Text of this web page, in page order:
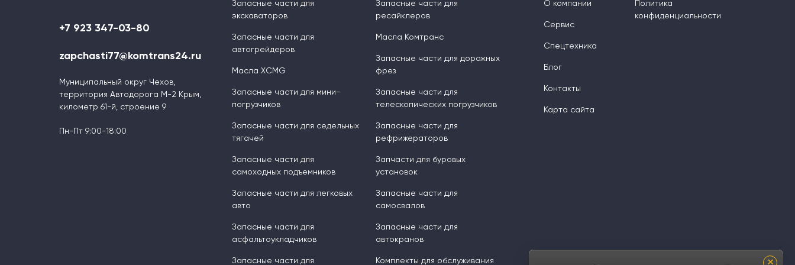
+7 923 347-03-80
zapchasti77@komtrans24.ru
Муниципальный округ Чехов,
территория Автодорога М-2 Крым,
километр 61-й, строение 9
Пн-Пт 9:00-18:00
Запасные части для
экскаваторов
Запасные части для
автогрейдеров
Масла XCMG
Запасные части для мини-
погрузчиков
Запасные части для седельных
тягачей
Запасные части для
самоходных подъемников
Запасные части для легковых
авто
Запасные части для
асфальтоукладчиков
Запасные части для
Запасные части для
ресайклеров
Масла Комтранс
Запасные части для дорожных
фрез
Запасные части для
телескопических погрузчиков
Запасные части для
рефрижераторов
Запчасти для буровых
установок
Запасные части для
самосвалов
Запасные части для
автокранов
Комплекты для обслуживания
О компании
Сервис
Спецтехника
Блог
Контакты
Карта сайта
Политика
конфиденциальности